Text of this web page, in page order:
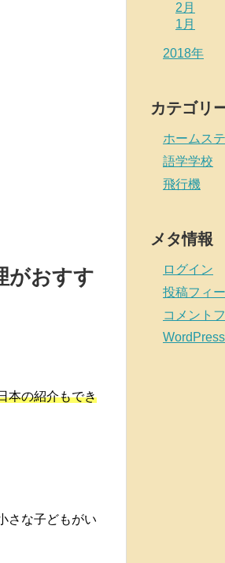
がおすす
本の紹介もでき
さな子どもがい
2月
1月
2018年
カテゴリ
ホームス
語学学校
飛行機
メタ情報
ログイン
投稿フィ
コメント